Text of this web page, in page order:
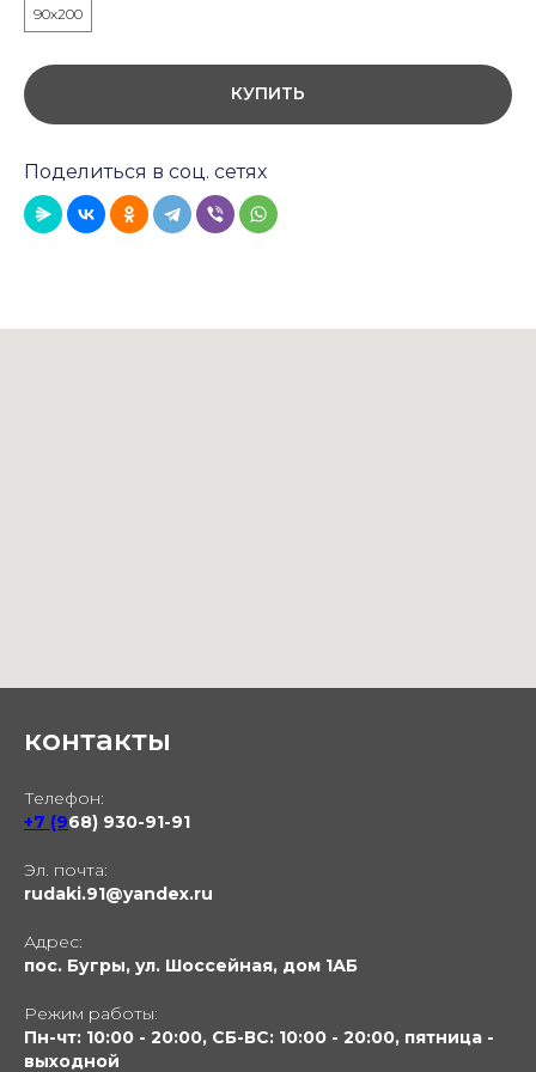
90x200
КУПИТЬ
Поделиться в соц. сетях
контакты
Телефон:
+7 (968) 930-91-91
Эл. почта:
rudaki.91@yandex.ru
Адрес:
пос. Бугры, ул. Шоссейная, дом 1АБ
Режим работы:
Пн-чт: 10:00 - 20:00, СБ-ВС: 10:00 - 20:00, пятница -
выходной